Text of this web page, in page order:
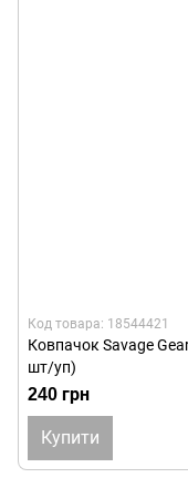
Код товара: 18544421
Ковпачок Savage
шт/уп)
240 грн
Купити